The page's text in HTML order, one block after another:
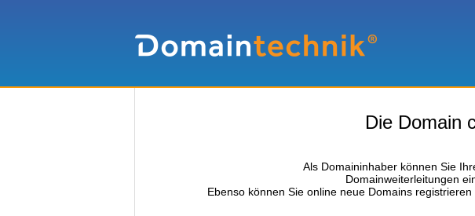
Die Domain
Als Domaininhaber können Sie
Domainweiterleitungen
Ebenso können Sie online neue Domains